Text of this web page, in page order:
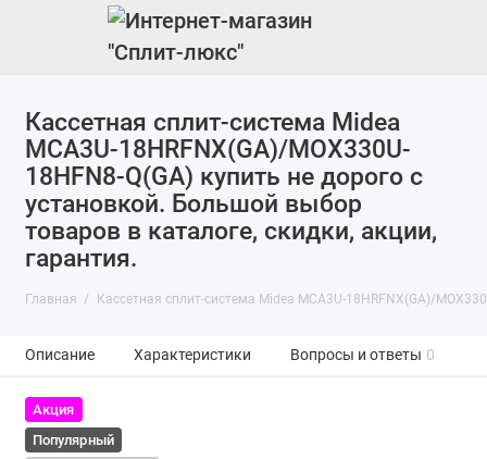
Кассетная сплит-система Midea
MCA3U-18HRFNX(GA)/MOX330U-
18HFN8-Q(GA) купить не дорого с
установкой. Большой выбор
товаров в каталоге, скидки, акции,
гарантия.
Главная Кассетная сплит-система Midea MCA3U-18HRFNX(GA)/
Описание Характеристики Вопросы и ответы 0
Акция
Популярный